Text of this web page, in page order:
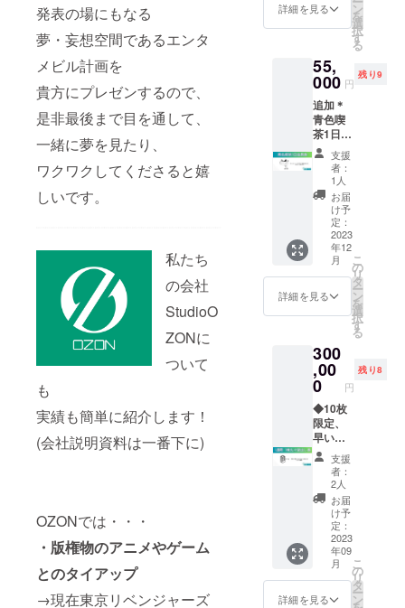
発表の場にもなる
夢・妄想空間であるエンタ
メビル計画を
貴方にプレゼンするので、
是非最後まで目を通して、
一緒に夢を見たり、
ワクワクしてくださると嬉
しいです。
私たち
の会社
StudioO
ZONに
ついて
も
実績も簡単に紹介します！
(会社説明資料は一番下に)
OZONでは・・・
・版権物のアニメやゲーム
とのタイアップ
→現在東京リベンジャーズ
個人で
6月末ま
で有
効。
詳細を見る ン
を
選
択
す
る
55,
000 円
残り9
追加＊
青色喫
茶1日店
長にな
れる券
です。
イベン
トとし
て参加
者を募
ること
が出来
ます。
貸切も
可能で
す。 オ
ルグッ
ズや カ
フェメ
ニュー
を提供
できま
す。 商
用非商
用問わ
ずご利
用いた
だけま
す。 利
用に関
しての
詳細は
別途
メール
支援
者：
1人
お届
け予
定：
2023
年12
月
詳細を見る
こ
の
リ
タ
ー
ン
を
選
択
す
る
300
,00
0 円
残り8
◆10枚
限定、
早い者
勝ちで
す。 7
日間
ずっと1
棟丸々
利用で
きる券
です。
パー
ティー
やイベ
支援
者：
2人
お届
け予
定：
2023
年09
月
詳細を見る
こ
の
リ
タ
ー
ン